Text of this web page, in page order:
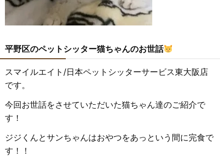
平野区のペットシッター猫ちゃんのお世話
スマイルエイト/日本ペットシッターサービス東大阪店
です。
今回お世話をさせていただいた猫ちゃん達のご紹介で
す！
ジジくんとサンちゃんはおやつをあっという間に完食で
す！！